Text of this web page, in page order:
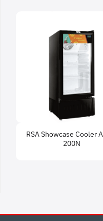
RSA Showcase Cooler
200N